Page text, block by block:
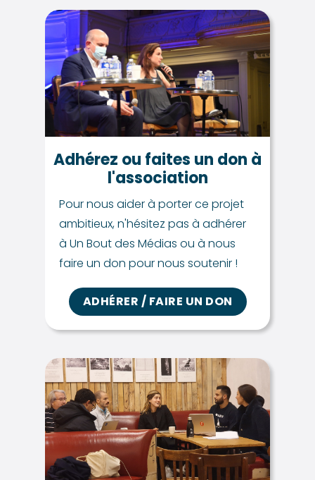
Adhérez ou faites un don à
l'association
Pour nous aider à porter ce projet
ambitieux, n'hésitez pas à adhérer
à Un Bout des Médias ou à nous
faire un don pour nous soutenir !
ADHÉRER / FAIRE UN DON